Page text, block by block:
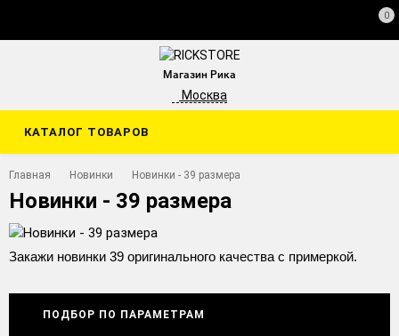
0
Магазин Рика
Москва
КАТАЛОГ ТОВАРОВ
Главная Новинки Новинки - 39 размера
Новинки - 39 размера
Закажи новинки 39 оригинального качества с примеркой.
ПОДБОР ПО ПАРАМЕТРАМ